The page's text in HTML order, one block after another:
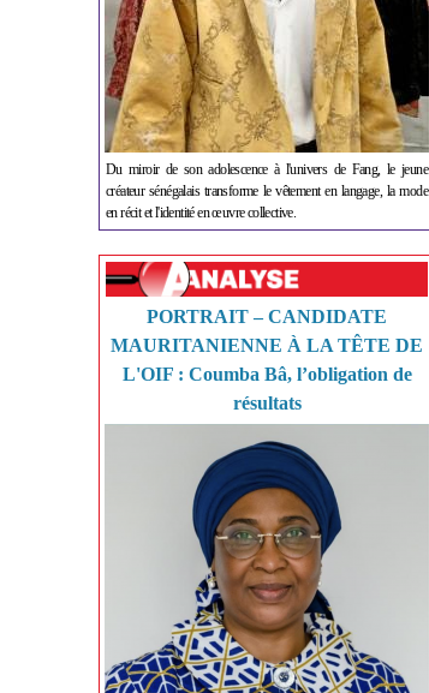
Du miroir de son adolescence à l'univers de Fang, le jeune
créateur sénégalais transforme le vêtement en langage, la mode
en récit et l'identité en œuvre collective.
PORTRAIT – CANDIDATE
MAURITANIENNE À LA TÊTE DE
L'OIF : Coumba Bâ, l’obligation de
résultats